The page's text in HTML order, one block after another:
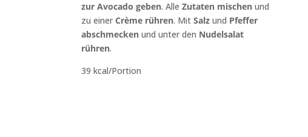
zur Avocado geben. AlleZutaten mischen und
zu einerCrème rühren. MitSalz und Pfeffer
abschmecken und unter den Nudelsalat
rühren.
39 kcal/Portion